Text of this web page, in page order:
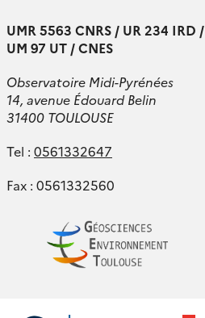
UMR 5563 CNRS / UR 234 IRD /
UM 97 UT / CNES
Observatoire Midi-Pyrénées
14, avenue Édouard Belin
31400 TOULOUSE
Tel : 0561332647
Fax : 0561332560